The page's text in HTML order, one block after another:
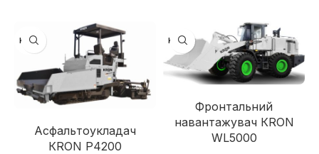
KRON
Асфальтоукладач
КRON P4200
KRON
Фронтальний
навантажувач КRON
WL5000